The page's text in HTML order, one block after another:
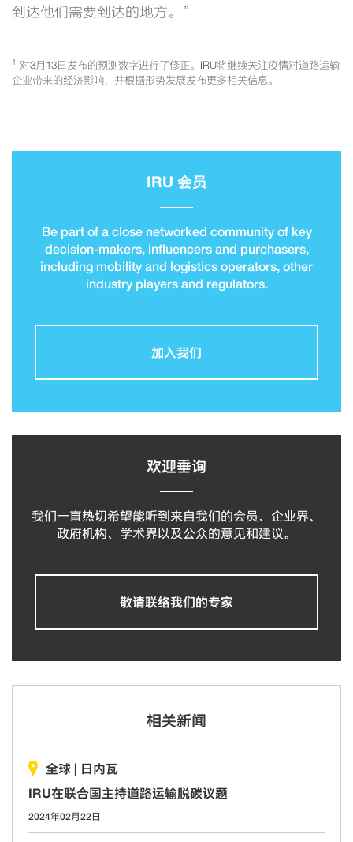
到达他们需要到达的地方。”
1 对3月13日发布的预测数字进行了修正。IRU将继续关注疫情对道路运输
企业带来的经济影响，并根据形势发展发布更多相关信息。
IRU 会员
Be part of a close networked community of key
decision-makers, influencers and purchasers,
including mobility and logistics operators, other
industry players and regulators.
加入我们
欢迎垂询
我们一直热切希望能听到来自我们的会员、企业界、
政府机构、学术界以及公众的意见和建议。
敬请联络我们的专家
相关新闻
全球 | 日内瓦
IRU在联合国主持道路运输脱碳议题
2024年02月22日